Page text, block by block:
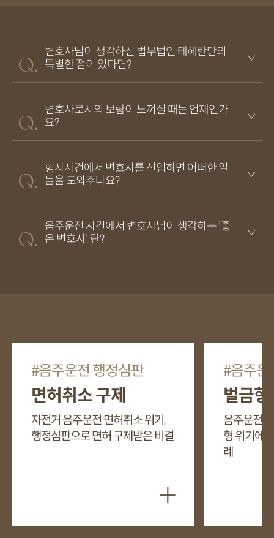
변호사님이 생각하신 법무법인 테헤란만의
특별한 점이 있다면?
변호사로서의 보람이 느껴질 때는 언제인가
요?
형사사건에서 변호사를 선임하면 어떠한 일
들을 도와주나요?
음주운전 사건에서 변호사님이 생각하는 '좋
은 변호사' 란?
음주운전 행정심판
면허취소 구제
자전거 음주운전 면허취소 위기,
행정심판으로 면허 구제받은 비결
+
음주운
벌금형
음주운전
형 위기에
례